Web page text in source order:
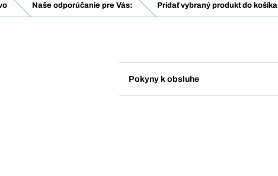
Naše odporúčanie pre Vás: Pridať vybraný produkt do košíka
Pokyny k obsluhe